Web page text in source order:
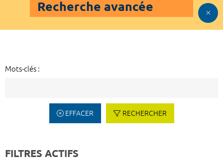
Recherche avancée
Mots-clés :
EFFACER RECHERCHER
FILTRES ACTIFS